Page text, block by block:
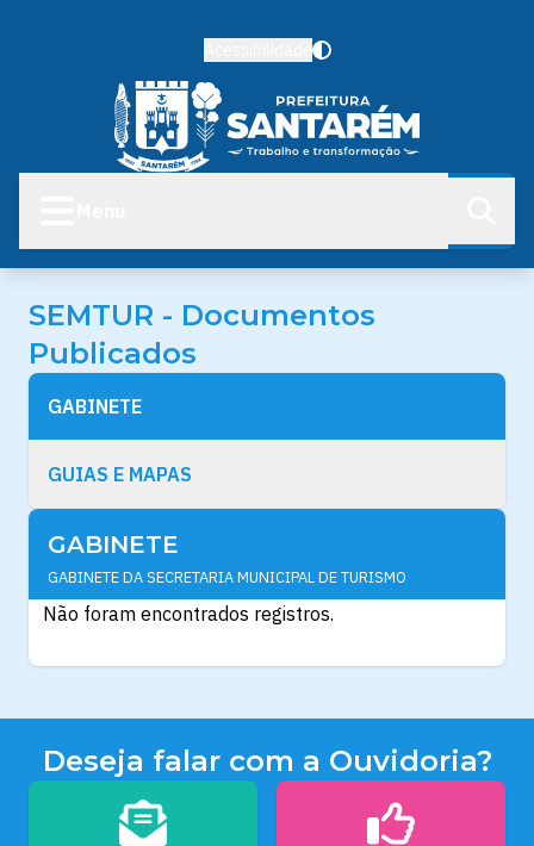
SEMTUR - Documentos
Publicados
GABINETE
GUIAS E MAPAS
GABINETE
GABINETE DA SECRETARIA MUNICIPAL DE TURISMO
Não foram encontrados registros.
Deseja falar com a Ouvidoria?